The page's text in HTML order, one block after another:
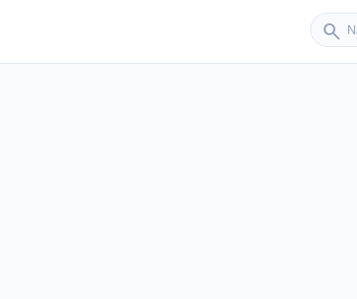
search
Sender